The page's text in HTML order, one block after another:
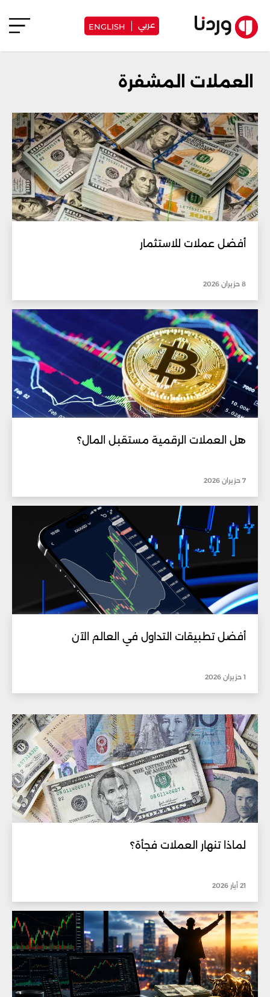
عربي ENGLISH
العملات المشفرة
أفضل عملات للاستثمار
8 حزيران 2026
هل العملات الرقمية مستقبل المال؟
7 حزيران 2026
أفضل تطبيقات التداول في العالم الآن
1 حزيران 2026
لماذا تنهار العملات فجأة؟
21 أيار 2026